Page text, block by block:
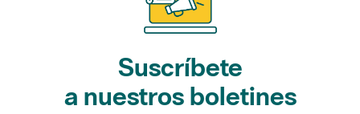
Suscríbete
a nuestros boletines